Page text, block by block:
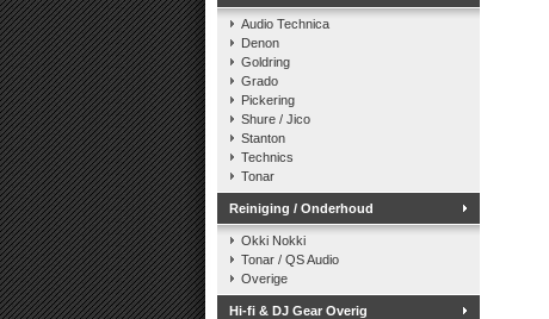
Audio Technica
Denon
Goldring
Grado
Pickering
Shure / Jico
Stanton
Technics
Tonar
Reiniging / Onderhoud
Okki Nokki
Tonar / QS Audio
Overige
Hi-fi & DJ Gear Overig